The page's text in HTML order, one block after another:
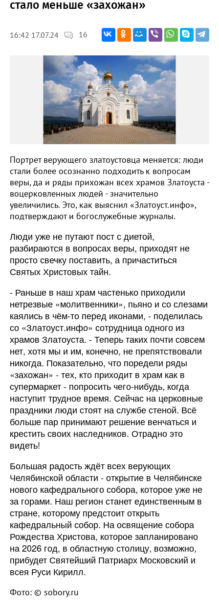
стало меньше «захожан»
16:42 17.07.24 16
Портрет верующего златоустовца меняется: люди
стали более осознанно подходить к вопросам
веры, да и ряды прихожан всех храмов Златоуста -
воцерковленных людей - значительно
увеличились. Это, как выяснил «Златоуст.инфо»,
подтверждают и богослужебные журналы.
Люди уже не путают пост с диетой,
разбираются в вопросах веры, приходят не
просто свечку поставить, а причаститься
Святых Христовых тайн.
- Раньше в наш храм частенько приходили
нетрезвые «молитвенники», пьяно и со слезами
каялись в чём-то перед иконами, - поделилась
со «Златоуст.инфо» сотрудница одного из
храмов Златоуста. - Теперь таких почти совсем
нет, хотя мы и им, конечно, не препятствовали
никогда. Показательно, что поредели ряды
«захожан» - тех, кто приходит в храм как в
супермаркет - попросить чего-нибудь, когда
наступит трудное время. Сейчас на церковные
праздники люди стоят на службе стеной. Всё
больше пар принимают решение венчаться и
крестить своих наследников. Отрадно это
видеть!
Большая радость ждёт всех верующих
Челябинской области - открытие в Челябинске
нового кафедрального собора, которое уже не
за горами. Наш регион станет единственным в
стране, которому предстоит открыть
кафедральный собор. На освящение собора
Рождества Христова, которое запланировано
на 2026 год, в областную столицу, возможно,
прибудет Святейший Патриарх Московский и
всея Руси Кирилл.
Фото: © sobory.ru